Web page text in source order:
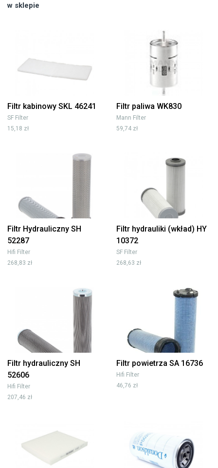
w sklepie
Filtr kabinowy SKL 46241
SF Filter
15,18 zł
Filtr paliwa WK830
Mann Filter
59,74 zł
Filtr Hydrauliczny SH
52287
Hifi Filter
268,83 zł
Filtr hydrauliki (wkład) HY
10372
SF Filter
268,63 zł
Filtr hydrauliczny SH
52606
Hifi Filter
207,46 zł
Filtr powietrza SA 16736
Hifi Filter
46,76 zł